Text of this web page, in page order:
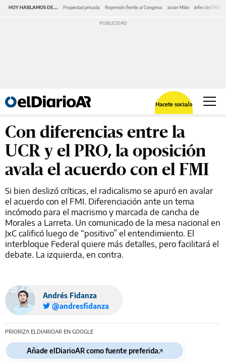
HOY HABLAMOS DE... Propiedad privada Represión frente al Congreso Javier Milei Jefes del PAMI
Hacete socia/o
Con diferencias entre la
UCR y el PRO, la oposición
avala el acuerdo con el FMI
Si bien deslizó críticas, el radicalismo se apuró en avalar
el acuerdo con el FMI. Diferenciación ante un tema
incómodo para el macrismo y marcada de cancha de
Morales a Larreta. Un comunicado de la mesa nacional en
JxC calificó luego de “positivo” el entendimiento. El
interbloque Federal quiere más detalles, pero facilitará el
debate. La izquierda, en contra.
Andrés Fidanza
@andresfidanza
PRIORIZA ELDIARIOAR EN GOOGLE
Añade elDiarioAR como fuente preferida